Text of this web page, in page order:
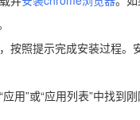
按照提示完成安装过程
用”或“应用列表”中找